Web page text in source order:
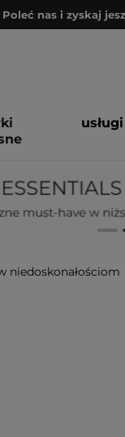
Poleć nas i zyskaj
Bezpłatne
Poleć nas i zyskaj
usługi
niedoskonałościom